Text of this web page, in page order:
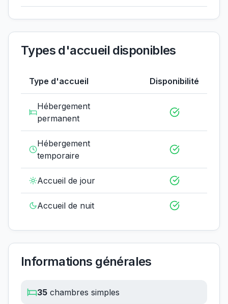
Types d'accueil disponibles
Type d'accueil Disponibilité
Hébergement
permanent
Hébergement
temporaire
Accueil de jour
Accueil de nuit
Informations générales
35 chambres simples